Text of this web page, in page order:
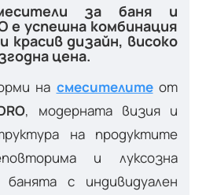
за баня и
e успешна комбинация
красив дизайн, високо
цена.
на смесителитеот
, модерната визия и
на продуктите
и луксозна
с индивидуален